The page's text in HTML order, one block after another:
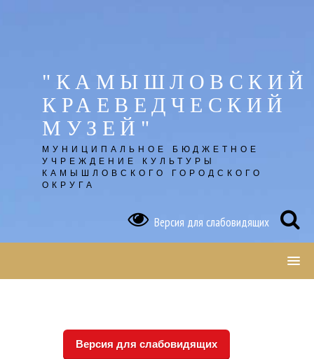
"КАМЫШЛОВСКИЙ
КРАЕВЕДЧЕСКИЙ
МУЗЕЙ"
МУНИЦИПАЛЬНОЕ БЮДЖЕТНОЕ
УЧРЕЖДЕНИЕ КУЛЬТУРЫ
КАМЫШЛОВСКОГО ГОРОДСКОГО
ОКРУГА
Версия для слабовидящих
Версия для слабовидящих